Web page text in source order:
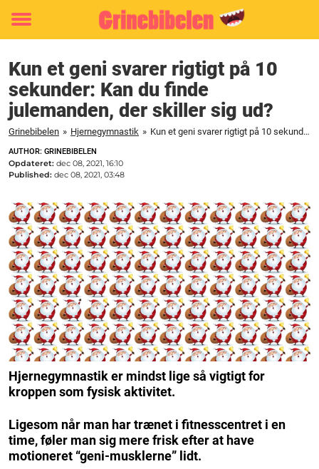
Toggle
Kun et geni svarer rigtigt på 10
sekunder: Kan du finde
julemanden, der skiller sig ud?
Grinebibelen » Hjernegymnastik » Kun et geni svarer rigtigt på 10 sekunder: Kan du finde julemanden, der skiller sig ud?
AUTHOR: GRINEBIBELEN
Opdateret: dec 08, 2021, 16:10
Published: dec 08, 2021, 03:48
Hjernegymnastik er mindst lige så vigtigt for
kroppen som fysisk aktivitet.
Ligesom når man har trænet i fitnesscentret i en
time, føler man sig mere frisk efter at have
motioneret “geni-musklerne” lidt.